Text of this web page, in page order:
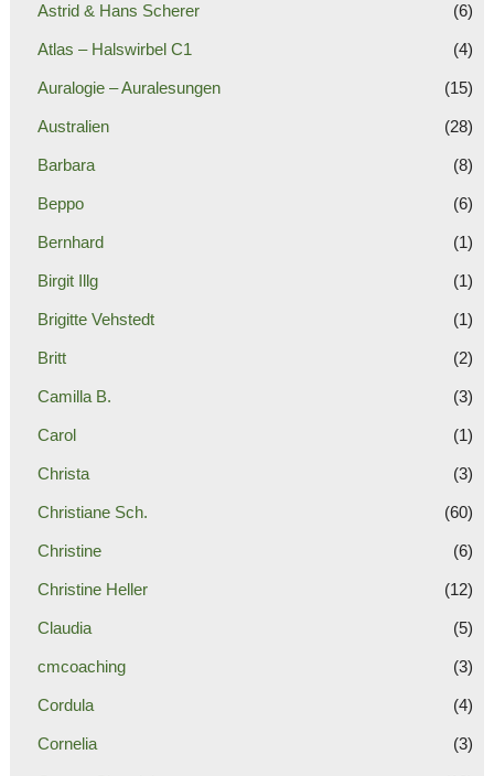
Astrid & Hans Scherer (6)
Atlas – Halswirbel C1 (4)
Auralogie – Auralesungen (15)
Australien (28)
Barbara (8)
Beppo (6)
Bernhard (1)
Birgit Illg (1)
Brigitte Vehstedt (1)
Britt (2)
Camilla B. (3)
Carol (1)
Christa (3)
Christiane Sch. (60)
Christine (6)
Christine Heller (12)
Claudia (5)
cmcoaching (3)
Cordula (4)
Cornelia (3)